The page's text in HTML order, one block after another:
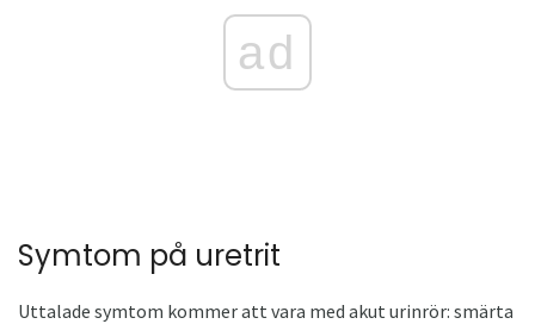
ad
Symtom på uretrit
Uttalade symtom kommer att vara med akut urinrör: smärta